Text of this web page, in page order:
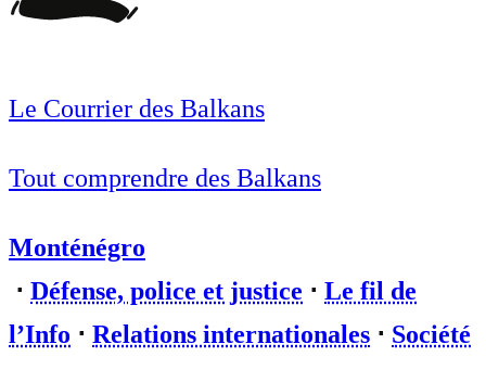
Le Courrier des Balkans
Tout comprendre des Balkans
Monténégro
⋅ Défense, police et justice ⋅ Le fil de
l’Info ⋅ Relations internationales ⋅ Société